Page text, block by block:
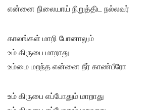
என்னை நிலையாய் நிறுத்திட நல்லவர்
காலங்கள் மாறி போனாலும்
உம் கிருபை மாறாது
உம்மை மறந்த என்னை நீர் காண்பீரோ
உம் கிருபை எப்போதும் மாறாது